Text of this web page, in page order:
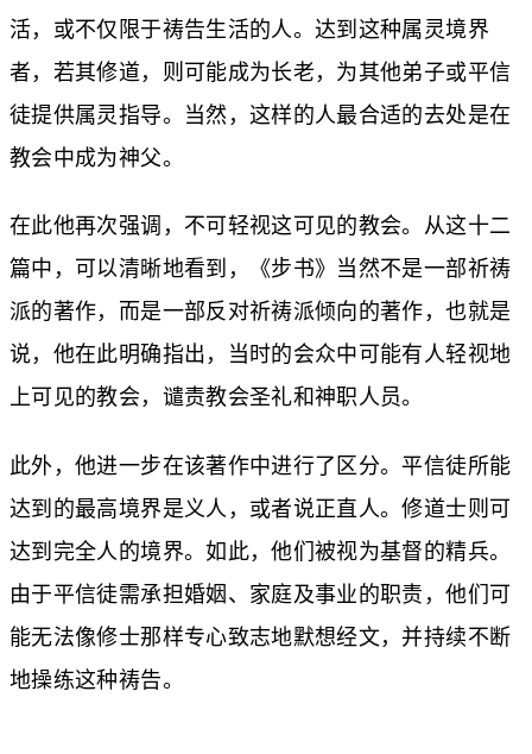
活，或不仅限于祷告生活的人。达到这种属灵境界
者，若其修道，则可能成为长老，为其他弟子或平信
徒提供属灵指导。当然，这样的人最合适的去处是在
教会中成为神父。
在此他再次强调，不可轻视这可见的教会。从这十二
篇中，可以清晰地看到，《步书》当然不是一部祈祷
派的著作，而是一部反对祈祷派倾向的著作，也就是
说，他在此明确指出，当时的会众中可能有人轻视地
上可见的教会，谴责教会圣礼和神职人员。
此外，他进一步在该著作中进行了区分。平信徒所能
达到的最高境界是义人，或者说正直人。修道士则可
达到完全人的境界。如此，他们被视为基督的精兵。
由于平信徒需承担婚姻、家庭及事业的职责，他们可
能无法像修士那样专心致志地默想经文，并持续不断
地操练这种祷告。